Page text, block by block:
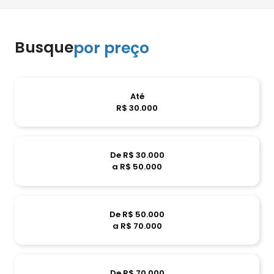
Busquepor preço
Até
R$ 30.000
De R$ 30.000
a R$ 50.000
De R$ 50.000
a R$ 70.000